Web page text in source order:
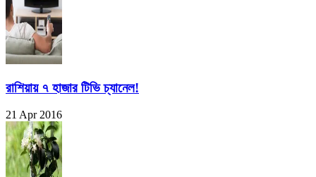
রাশিয়ায় ৭ হাজার টিভি চ্যানেল!
21 Apr 2016